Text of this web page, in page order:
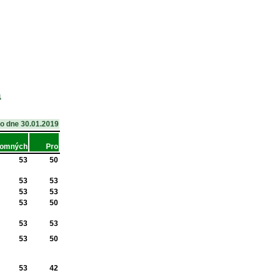
dne 30.01.2019
Pro
53
50
53
53
53
53
53
50
53
53
53
50
53
42